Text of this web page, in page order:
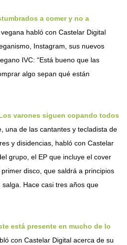
a comer y no a
vegana habló con Castelar Digital
Instagram, sus nuevos
IVC: “Está bueno que las
algo sepan qué están
varones siguen copando todos
una de las cantantes y tecladista de
y disidencias, habló con Castelar
grupo, el EP que incluye el cover
disco, que saldrá a principios
Hace casi tres años que
está presente en mucho de lo
con Castelar Digital acerca de su